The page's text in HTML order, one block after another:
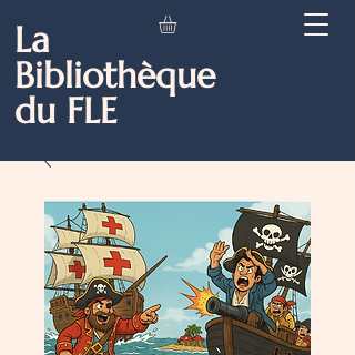
La
Bibliothèque
du FLE